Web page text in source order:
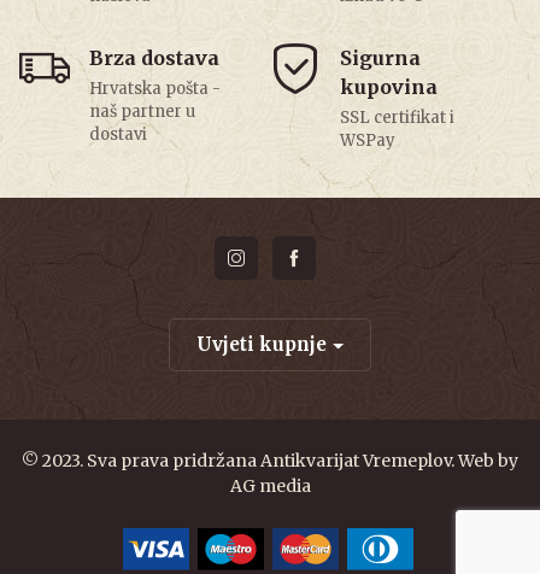
Brza dostava
Hrvatska pošta -
naš partner u
dostavi
Sigurna
kupovina
SSL certifikat i
WSPay
Uvjeti kupnje
© 2023. Sva prava pridržana Antikvarijat Vremeplov. Web by
AG media